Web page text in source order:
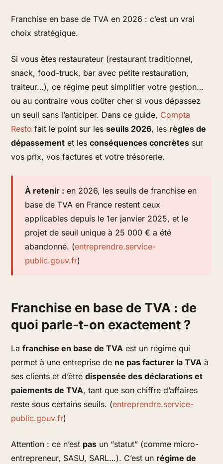
Franchise en base de TVA en 2026 : c’est un vrai
choix stratégique.
Si vous êtes restaurateur (restaurant traditionnel,
snack, food-truck, bar avec petite restauration,
traiteur…), ce régime peut simplifier votre gestion…
ou au contraire vous coûter cher si vous dépassez
un seuil sans l’anticiper. Dans ce guide, Compta
Resto fait le point sur lesseuils 2026, les règles de
dépassement et lesconséquences concrètes sur
vos prix, vos factures et votre trésorerie.
À retenir : en 2026, les seuils de franchise en
base de TVA en France restent ceux
applicables depuis le 1er janvier 2025, et le
projet de seuil unique à 25 000 € a été
abandonné. (entreprendre.service-
public.gouv.fr)
Franchise en base de TVA : de
quoi parle-t-on exactement ?
Lafranchise en base de TVA est un régime qui
permet à une entreprise de ne pas facturer la TVA à
ses clients et d’êtredispensée des déclarations et
paiements de TVA, tant que son chiffre d’affaires
reste sous certains seuils. (entreprendre.service-
public.gouv.fr)
Attention : ce n’est pas un “statut” (comme micro-
entrepreneur, SASU, SARL…). C’est un régime de